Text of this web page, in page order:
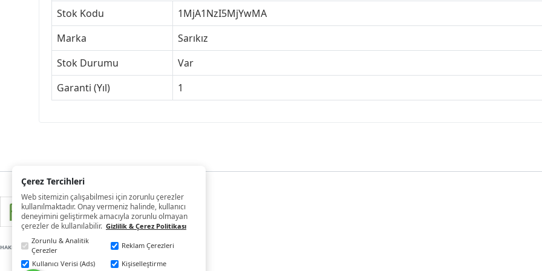
Stok Kodu
1MjA1NzI5MjYwMA
Marka
Sarıkız
Stok Durumu
Var
Garanti (Yıl)
1
HAKLARI SAKLIDIR
Çerez Tercihleri
Web sitemizin çalışabilmesi için zorunlu çerezler
kullanılmaktadır. Onay vermeniz halinde, kullanıcı
deneyimini geliştirmek amacıyla zorunlu olmayan
çerezler de kullanılabilir. Gizlilik & Çerez Politikası
Zorunlu & Analitik
Çerezler
Reklam Çerezleri
Kullanıcı Verisi (Ads)
Kişiselleştirme